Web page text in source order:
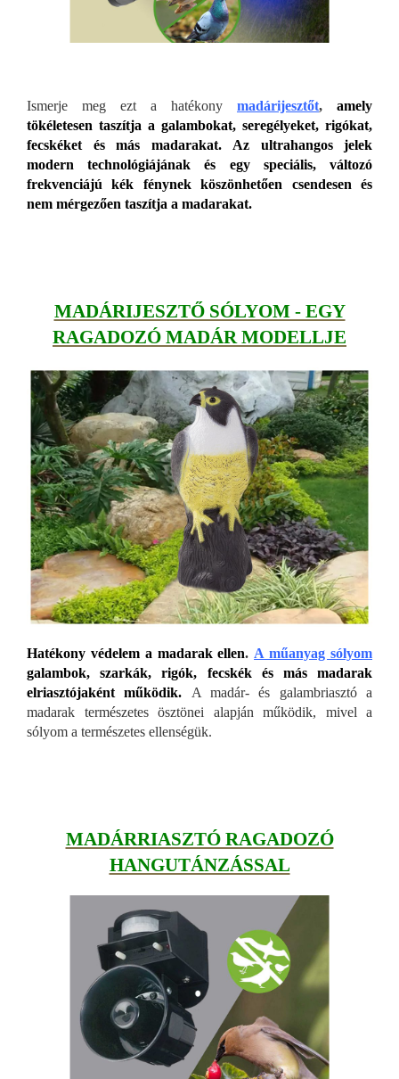
Ismerje meg ezt a hatékony madárijesztőt, amely
tökéletesen taszítja a galambokat, seregélyeket, rigókat,
fecskéket és más madarakat. Az ultrahangos jelek
modern technológiájának és egy speciális, változó
frekvenciájú kék fénynek köszönhetően csendesen és
nem mérgezően taszítja a madarakat.
MADÁRIJESZTŐ SÓLYOM - EGY
RAGADOZÓ MADÁR MODELLJE
Hatékony védelem a madarak ellen. A műanyag sólyom
galambok, szarkák, rigók, fecskék és más madarak
elriasztójaként működik. A madár- és galambriasztó a
madarak természetes ösztönei alapján működik, mivel a
sólyom a természetes ellenségük.
MADÁRRIASZTÓ RAGADOZÓ
HANGUTÁNZÁSSAL